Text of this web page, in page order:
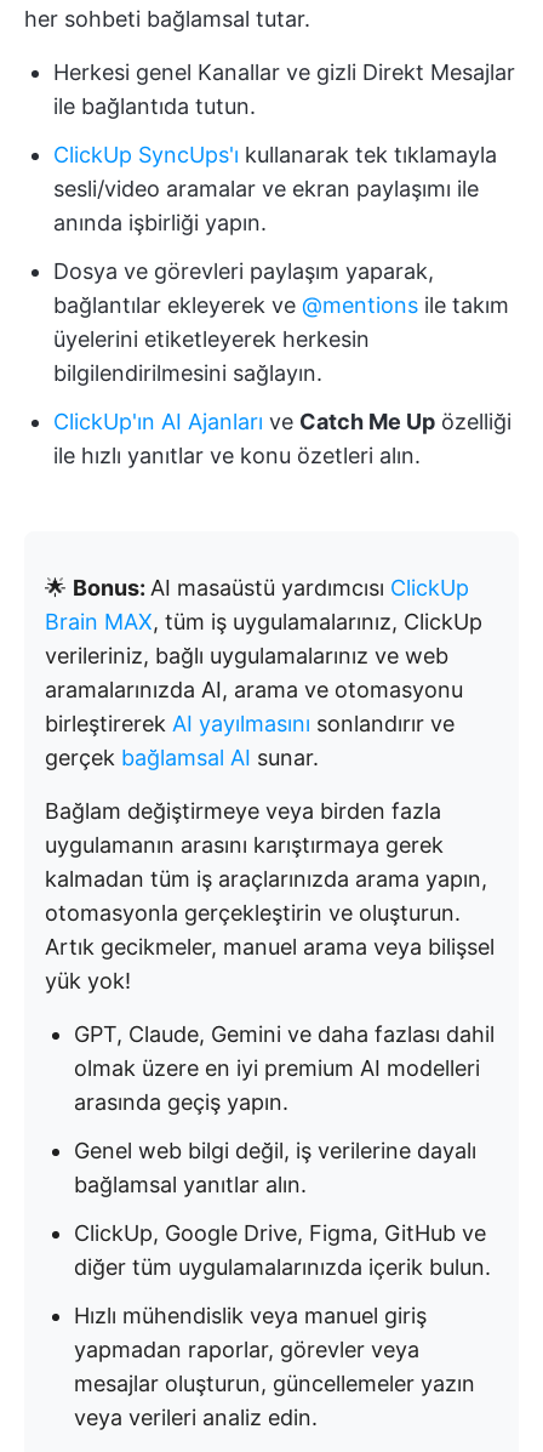
her sohbeti bağlamsal tutar.
Herkesi genel Kanallar ve gizli Direkt Mesajlar
ile bağlantıda tutun.
ClickUp SyncUps'ı kullanarak tek tıklamayla
sesli/video aramalar ve ekran paylaşımı ile
anında işbirliği yapın.
Dosya ve görevleri paylaşım yaparak,
bağlantılar ekleyerek ve @mentions ile takım
üyelerini etiketleyerek herkesin
bilgilendirilmesini sağlayın.
ClickUp'ın AI Ajanları ve Catch Me Up özelliği
ile hızlı yanıtlar ve konu özetleri alın.
🌟 Bonus: AI masaüstü yardımcısı ClickUp
Brain MAX, tüm iş uygulamalarınız, ClickUp
verileriniz, bağlı uygulamalarınız ve web
aramalarınızda AI, arama ve otomasyonu
birleştirerek AI yayılmasını sonlandırır ve
gerçek bağlamsal AI sunar.
Bağlam değiştirmeye veya birden fazla
uygulamanın arasını karıştırmaya gerek
kalmadan tüm iş araçlarınızda arama yapın,
otomasyonla gerçekleştirin ve oluşturun.
Artık gecikmeler, manuel arama veya bilişsel
yük yok!
GPT, Claude, Gemini ve daha fazlası dahil
olmak üzere en iyi premium AI modelleri
arasında geçiş yapın.
Genel web bilgi değil, iş verilerine dayalı
bağlamsal yanıtlar alın.
ClickUp, Google Drive, Figma, GitHub ve
diğer tüm uygulamalarınızda içerik bulun.
Hızlı mühendislik veya manuel giriş
yapmadan raporlar, görevler veya
mesajlar oluşturun, güncellemeler yazın
veya verileri analiz edin.